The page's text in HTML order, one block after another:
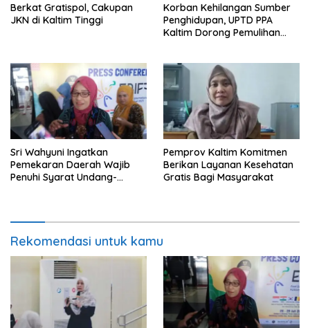
Berkat Gratispol, Cakupan
JKN di Kaltim Tinggi
Korban Kehilangan Sumber
Penghidupan, UPTD PPA
Kaltim Dorong Pemulihan
Sri Wahyuni Ingatkan
Pemekaran Daerah Wajib
Penuhi Syarat Undang-
Pemprov Kaltim Komitmen
Berikan Layanan Kesehatan
Gratis Bagi Masyarakat
Rekomendasi untuk kamu